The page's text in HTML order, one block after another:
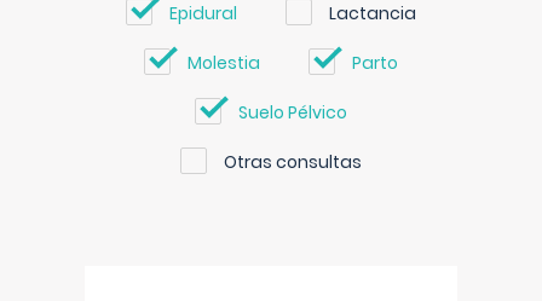
Epidural Lactancia
Molestia Parto
Suelo Pélvico
Otras consultas